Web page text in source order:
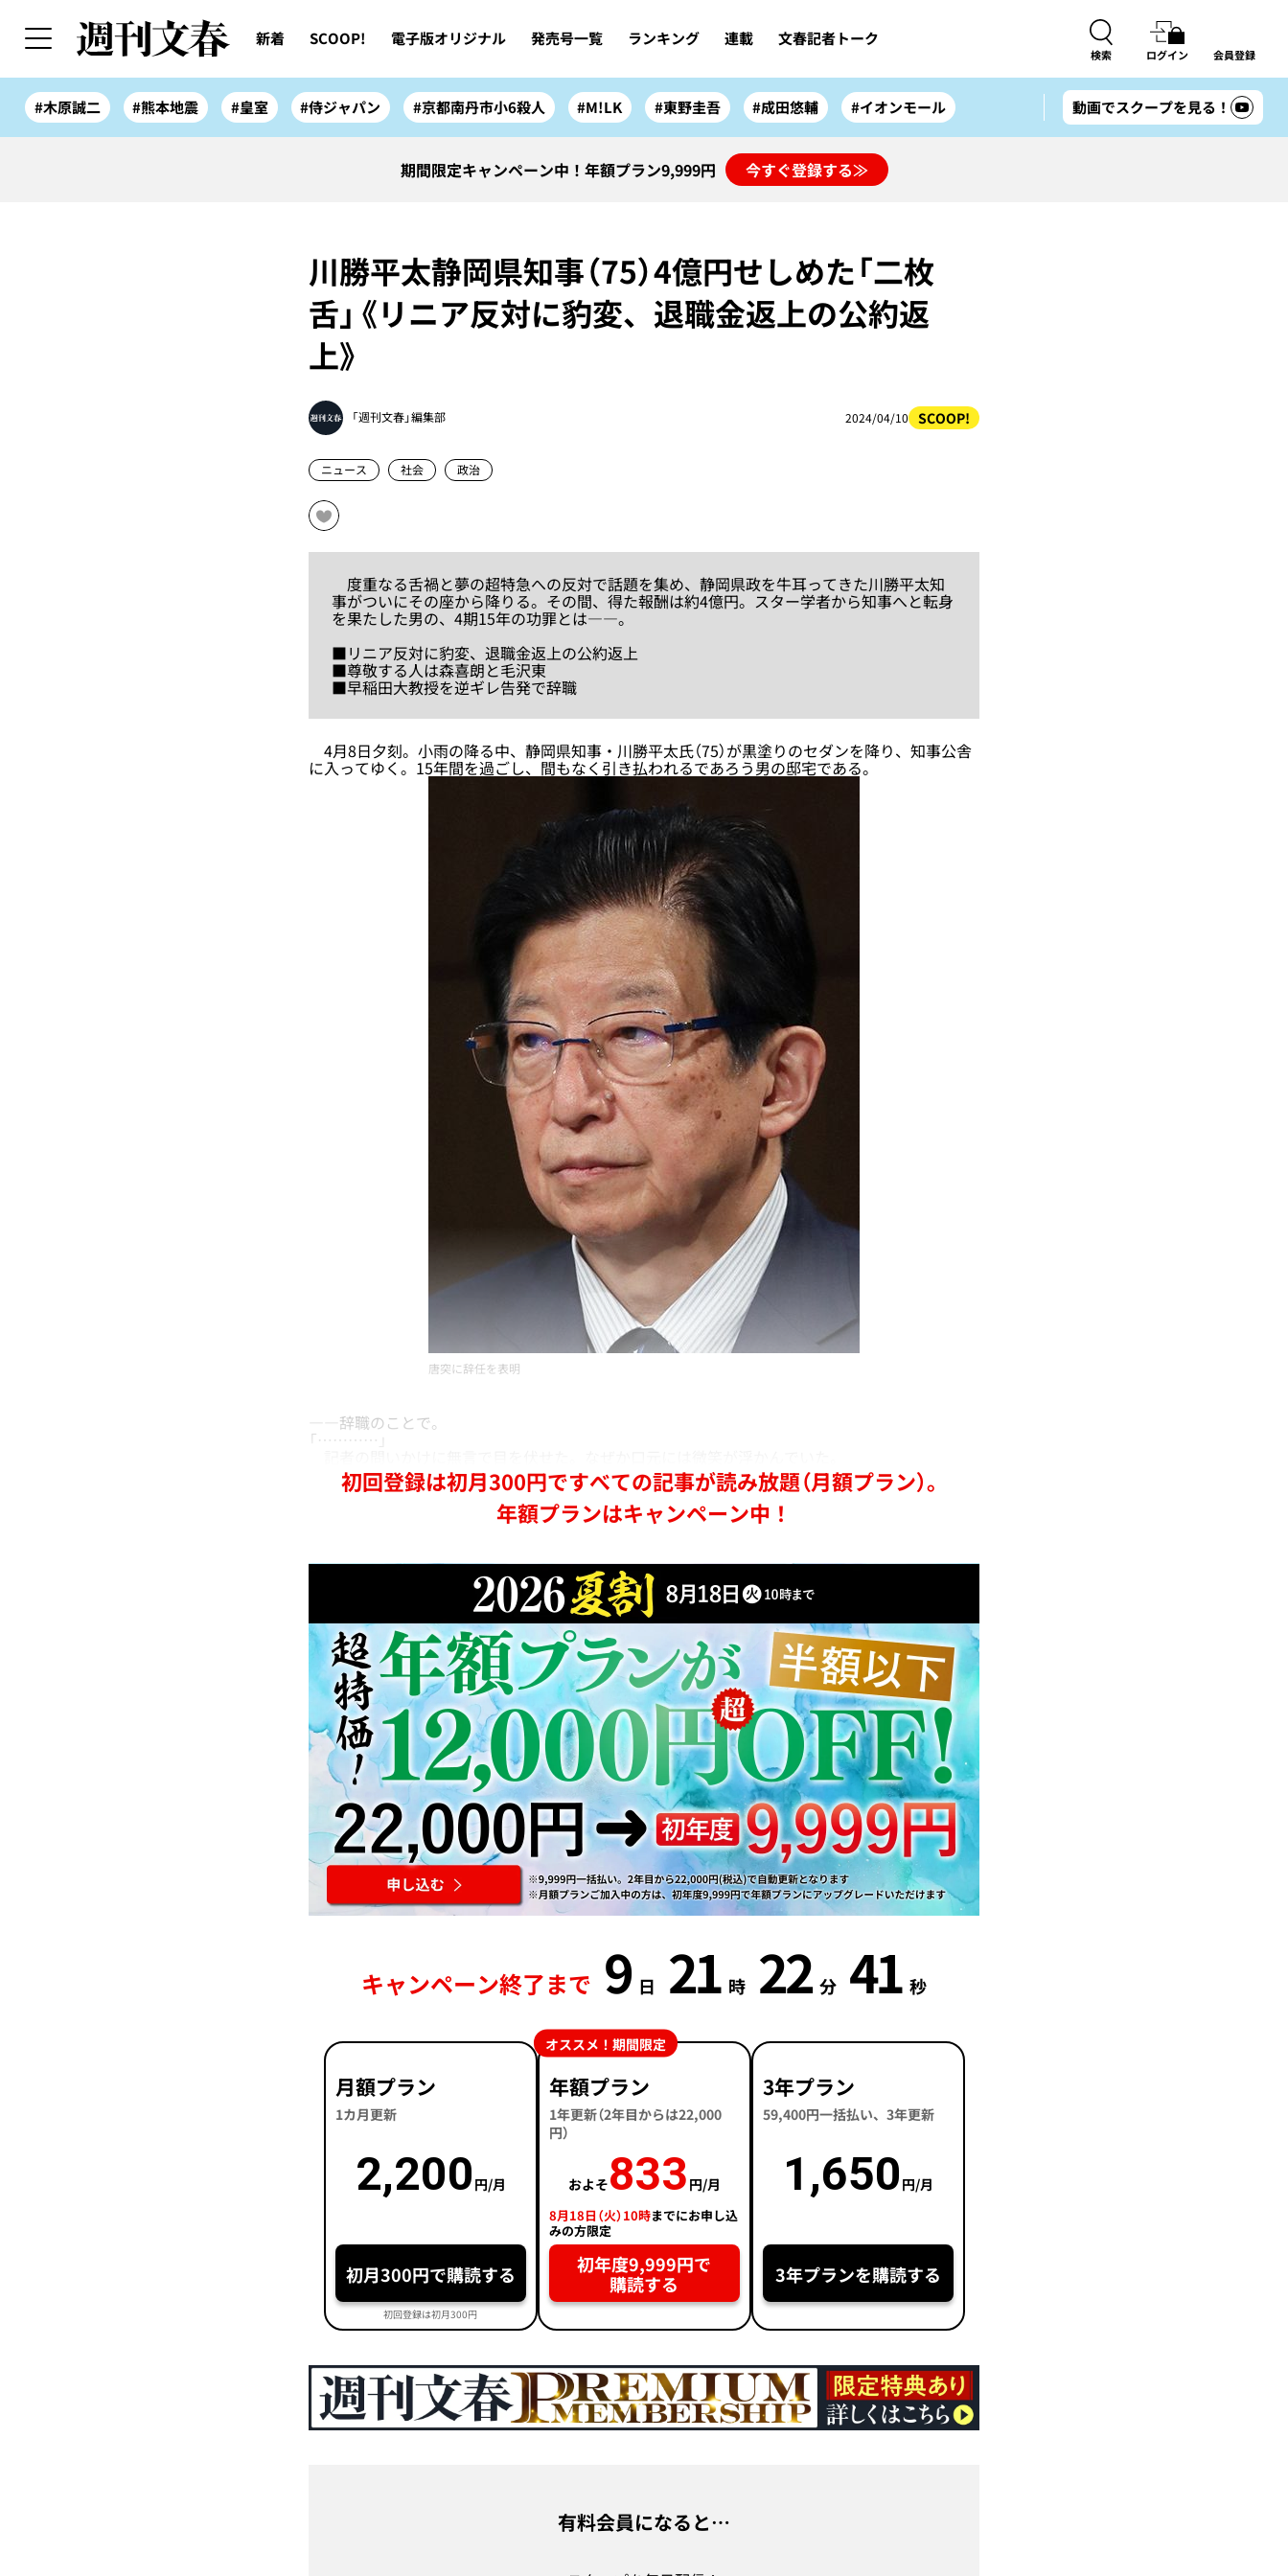
新着 SCOOP! 電子版オリジナル 発売号一覧 ランキング 連載 文春記者トーク
検索 ログイン 会員登録
#木原誠二 #熊本地震 #皇室 #侍ジャパン #京都南丹市小6殺人 #M!LK #東野圭吾 #成田悠輔 #イオンモール 動画でスクープを見る！
期間限定キャンペーン中！年額プラン9,999円 今すぐ登録する≫
川勝平太静岡県知事（75）4億円せしめた「二枚
舌」《リニア反対に豹変、退職金返上の公約返
上》
「週刊文春」編集部 2024/04/10 SCOOP!
ニュース 社会 政治
度重なる舌禍と夢の超特急への反対で話題を集め、静岡県政を牛耳ってきた川勝平太知
事がついにその座から降りる。その間、得た報酬は約4億円。スター学者から知事へと転身
を果たした男の、4期15年の功罪とは――。
■リニア反対に豹変、退職金返上の公約返上
■尊敬する人は森喜朗と毛沢東
■早稲田大教授を逆ギレ告発で辞職
4月8日夕刻。小雨の降る中、静岡県知事・川勝平太氏（75）が黒塗りのセダンを降り、知事公舎
に入ってゆく。15年間を過ごし、間もなく引き払われるであろう男の邸宅である。
唐突に辞任を表明
――辞職のことで。
「…………」
初回登録は初月300円ですべての記事が読み放題（月額プラン）。
年額プランはキャンペーン中！
キャンペーン終了まで 9 日 21 時 22 分 40 秒
月額プラン
1カ月更新
2,200 円/月
初月300円で購読する
初回登録は初月300円
年額プラン
1年更新（2年目からは22,000
円）
およそ833 円/月
8月18日（火）10時までにお申し込
みの方限定
初年度9,999円で
購読する
オススメ！期間限定
3年プラン
59,400円一括払い、3年更新
1,650 円/月
3年プランを購読する
有料会員になると…